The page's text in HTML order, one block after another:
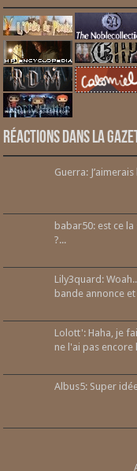
Réactions dans la
Guerra:
babar50: est ce
?...
Lily3quard:
bande annonce et
Lolott': Haha, je
ne l'ai pas encore
Albus5: Super